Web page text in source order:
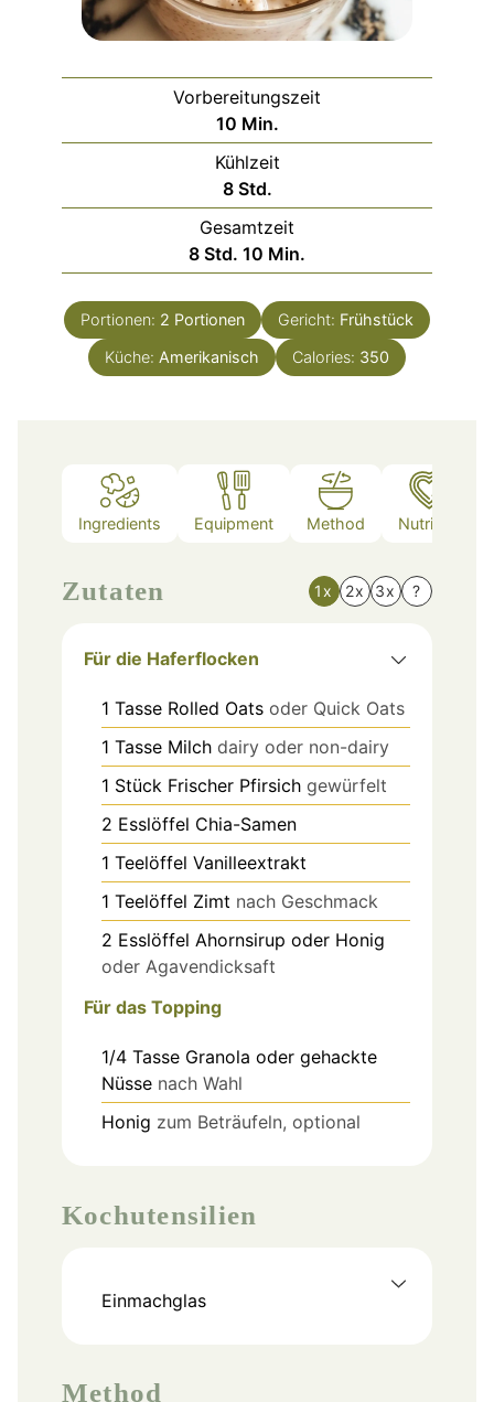
Vorbereitungszeit
10Minuten
Min.
Kühlzeit
8Stunden
Std.
Gesamtzeit
8Stunden
Std. 10 Minuten
Min.
Portionen: 2 Portionen Gericht: Frühstück
Küche: Amerikanisch Calories: 350
Ingredients Equipment Method Nutrition
Zutaten 1x 2x 3x ?
Für die Haferflocken
1 Tasse Rolled Oats oder Quick Oats
1 Tasse Milch dairy oder non-dairy
1 Stück Frischer Pfirsich gewürfelt
2 Esslöffel Chia-Samen
1 Teelöffel Vanilleextrakt
1 Teelöffel Zimt nach Geschmack
2 Esslöffel Ahornsirup oder Honig
oder Agavendicksaft
Für das Topping
1/4 Tasse Granola oder gehackte
Nüsse nach Wahl
Honig zum Beträufeln, optional
Kochutensilien
Einmachglas
Method